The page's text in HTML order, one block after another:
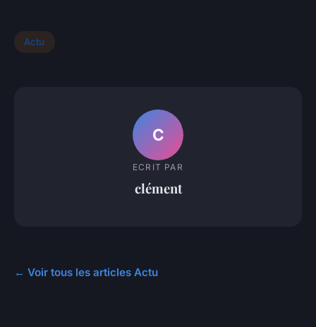
Actu
C
ECRIT PAR
clément
← Voir tous les articles Actu